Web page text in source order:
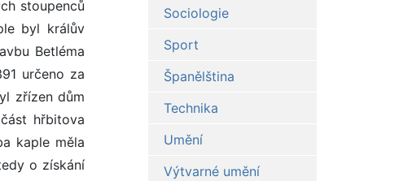
Sociologie
Sport
Španělština
Technika
Umění
Výtvarné umění